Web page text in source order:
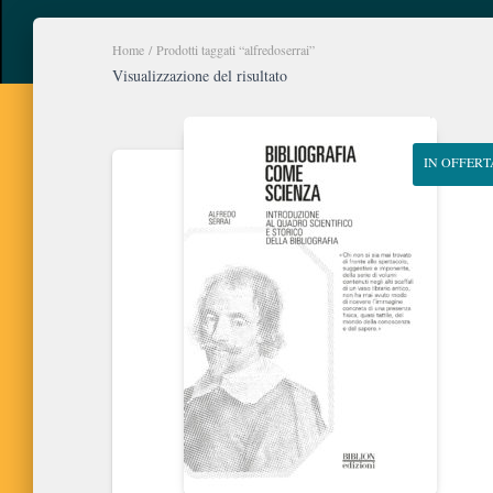
Home / Prodotti taggati “alfredoserrai”
Visualizzazione del risultato
IN